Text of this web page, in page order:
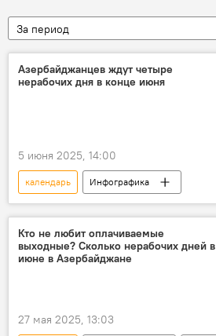
За период
Азербайджанцев ждут четыре
нерабочих дня в конце июня
5 июня 2025, 14:00
календарь
Инфографика
МУЛЬТИМЕДИА
Азербайджан
События и даты
Праздник
Нерабочие дни
Кто не любит оплачиваемые
выходные? Сколько нерабочих дней в
июне в Азербайджане
27 мая 2025, 13:03